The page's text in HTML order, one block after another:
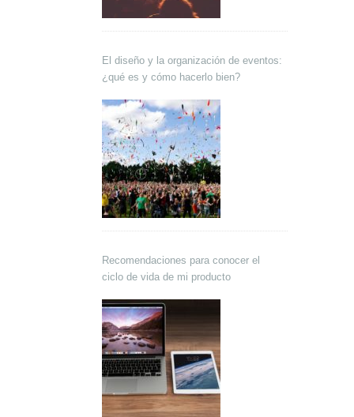
El diseño y la organización de eventos:
¿qué es y cómo hacerlo bien?
Recomendaciones para conocer el
ciclo de vida de mi producto